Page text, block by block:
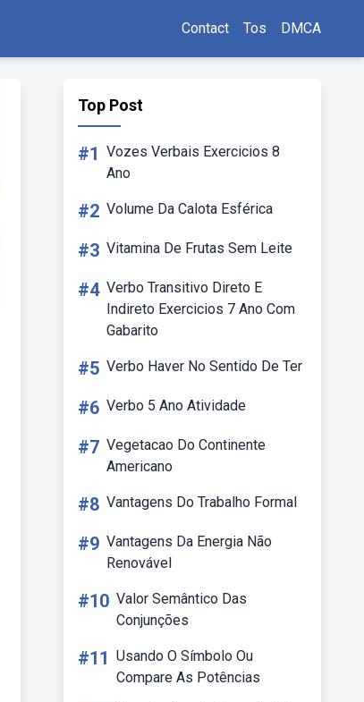
Contact Tos DMCA
Top Post
#1 Vozes Verbais Exercicios 8
Ano
#2 Volume Da Calota Esférica
#3 Vitamina De Frutas Sem Leite
#4 Verbo Transitivo Direto E
Indireto Exercicios 7 Ano Com
Gabarito
#5 Verbo Haver No Sentido De Ter
#6 Verbo 5 Ano Atividade
#7 Vegetacao Do Continente
Americano
#8 Vantagens Do Trabalho Formal
#9 Vantagens Da Energia Não
Renovável
#10 Valor Semântico Das
Conjunções
#11 Usando O Símbolo Ou
Compare As Potências